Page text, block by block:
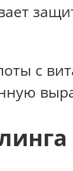
с